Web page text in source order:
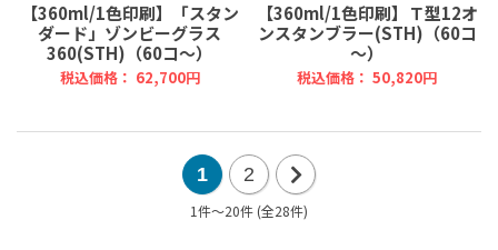
【360ml/1色印刷】「スタン
ダード」ゾンビーグラス
360(STH)（60コ～）
税込価格： 62,700円
【360ml/1色印刷】Ｔ型12オ
ンスタンブラー(STH)（60コ
～）
税込価格： 50,820円
1
2
次
1件～20件 (全28件)